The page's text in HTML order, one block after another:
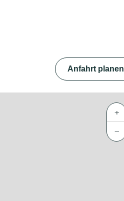
Anfahrt planen
+
−